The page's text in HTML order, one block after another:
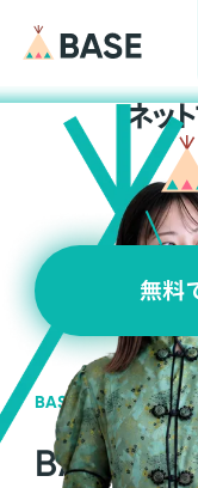
ネット
無料
BASEの強み
BASEが